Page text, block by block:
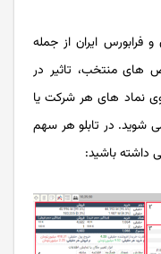
و فرابورس ایران از جمله
منتخب، تاثیر در
نماد های هر شرکت یا
شوید. در تابلو هر سهم
داشته باشید: